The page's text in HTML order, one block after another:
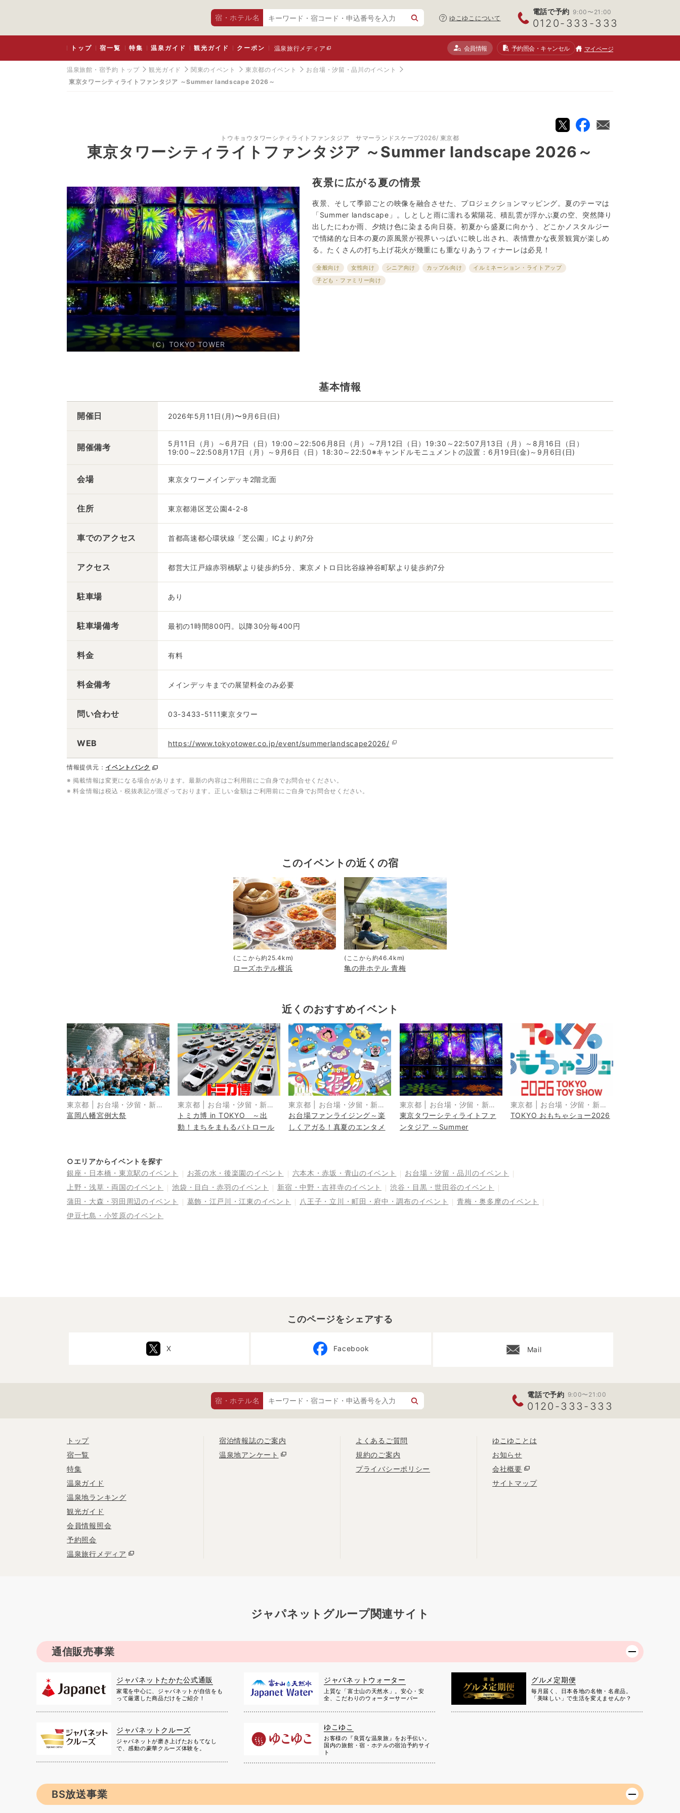
宿・ホテル名 ゆこゆこについて
電話で予約 9:00〜21:00
0120-333-333
トップ 宿一覧 特集 温泉ガイド 観光ガイド クーポン 温泉旅行メディア 会員情報 予約照会・キャンセル マイページ
温泉旅館・宿予約 トップ 観光ガイド 関東のイベント 東京都のイベント
お台場・汐留・品川のイベント
東京タワーシティライトファンタジア ～Summer landscape 2026～
トウキョウタワーシティライトファンタジア サマーランドスケープ2026 東京都
東京タワーシティライトファンタジア ～Summer landscape 2026～
（C）TOKYO TOWER
夜景に広がる夏の情景
夜景、そして季節ごとの映像を融合させた、プロジェクションマッピング。夏のテーマは
「Summer landscape」。しとしと雨に濡れる紫陽花、積乱雲が浮かぶ夏の空、突然降り
出したにわか雨、夕焼け色に染まる向日葵。初夏から盛夏に向かう、どこかノスタルジー
で情緒的な日本の夏の原風景が視界いっぱいに映し出され、表情豊かな夜景観賞が楽しめ
る。たくさんの打ち上げ花火が幾重にも重なりあうフィナーレは必見！
全般向け 女性向け シニア向け カップル向け
イルミネーション・ライトアップ
子ども・ファミリー向け
基本情報
開催日 2026年5月11日(月)〜9月6日(日)
開催備考
5月11日（月）～6月7日（日）19:00～22:506月8日（月）～7月12日（日）19:30～22:507月13日（月）～8月16日（日）
19:00～22:508月17日（月）～9月6日（日）18:30～22:50※キャンドルモニュメントの設置：6月19日(金)～9月6日(日)
会場 東京タワーメインデッキ2階北面
住所 東京都港区芝公園4-2-8
車でのアクセス 首都高速都心環状線「芝公園」ICより約7分
アクセス 都営大江戸線赤羽橋駅より徒歩約5分、東京メトロ日比谷線神谷町駅より徒歩約7分
駐車場 あり
駐車場備考 最初の1時間800円。以降30分毎400円
料金 有料
料金備考 メインデッキまでの展望料金のみ必要
問い合わせ 03-3433-5111東京タワー
WEB https://www.tokyotower.co.jp/event/summerlandscape2026/
情報提供元： イベントバンク
※ 掲載情報は変更になる場合があります。最新の内容はご利用前にご自身でお問合せください。
※ 料金情報は税込・税抜表記が混ざっております。正しい金額はご利用前にご自身でお問合せください。
このイベントの近くの宿
(ここから約25.4 km)
ローズホテル横浜
(ここから約46.4 km)
亀の井ホテル 青梅
近くのおすすめイベント
東京都
お台場・汐留・新
橋・品川
富岡八幡宮例大祭
東京都
お台場・汐留・新
橋・品川
トミカ博 in TOKYO ～出
動！まちをまもるパトロール
東京都
お台場・汐留・新
橋・品川
お台場ファンライジング～楽
しくアガる！真夏のエンタメ
東京都
お台場・汐留・新
橋・品川
東京タワーシティライトファ
ンタジア ～Summer
東京都
お台場・汐留・新
橋・品川
TOKYO おもちゃショー2026
○エリアからイベントを探す
銀座・日本橋・東京駅のイベント お茶の水・後楽園のイベント 六本木・赤坂・青山のイベント お台場・汐留・品川のイベント
上野・浅草・両国のイベント 池袋・目白・赤羽のイベント 新宿・中野・吉祥寺のイベント 渋谷・目黒・世田谷のイベント
蒲田・大森・羽田周辺のイベント 葛飾・江戸川・江東のイベント 八王子・立川・町田・府中・調布のイベント 青梅・奥多摩のイベント
伊豆七島・小笠原のイベント
このページをシェアする
X Facebook Mail
宿・ホテル名
電話で予約 9:00〜21:00
0120-333-333
トップ
宿一覧
特集
温泉ガイド
温泉地ランキング
観光ガイド
会員情報照会
予約照会
温泉旅行メディア
宿泊情報誌のご案内
温泉地アンケート
よくあるご質問
規約のご案内
プライバシーポリシー
ゆこゆことは
お知らせ
会社概要
サイトマップ
ジャパネットグループ関連サイト
通信販売事業
ジャパネットたかた公式通販
家電を中心に、ジャパネットが自信をも
って厳選した商品だけをご紹介！
ジャパネットウォーター
上質な「富士山の天然水」。安心・安
全、こだわりのウォーターサーバー
グルメ定期便
毎月届く、日本各地の名物・名産品。
「美味しい」で生活を変えませんか？
ジャパネットクルーズ
ジャパネットが磨き上げたおもてなし
で、感動の豪華クルーズ体験を。
ゆこゆこ
お客様の『良質な温泉旅』をお手伝い。
国内の旅館・宿・ホテルの宿泊予約サイ
ト
BS放送事業